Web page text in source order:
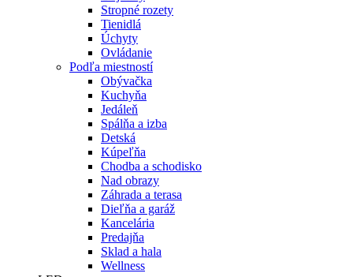
Stropné rozety
Tienidlá
Úchyty
Ovládanie
Podľa miestností
Obývačka
Kuchyňa
Jedáleň
Spálňa a izba
Detská
Kúpeľňa
Chodba a schodisko
Nad obrazy
Záhrada a terasa
Dieľňa a garáž
Kancelária
Predajňa
Sklad a hala
Wellness